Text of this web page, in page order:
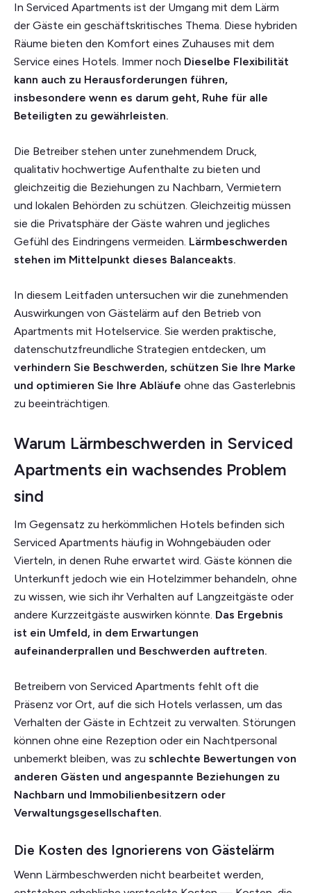
In Serviced Apartments ist der Umgang mit dem Lärm
der Gäste ein geschäftskritisches Thema. Diese hybriden
Räume bieten den Komfort eines Zuhauses mit dem
Service eines Hotels. Immer noch Dieselbe Flexibilität
kann auch zu Herausforderungen führen,
insbesondere wenn es darum geht, Ruhe für alle
Beteiligten zu gewährleisten.
Die Betreiber stehen unter zunehmendem Druck,
qualitativ hochwertige Aufenthalte zu bieten und
gleichzeitig die Beziehungen zu Nachbarn, Vermietern
und lokalen Behörden zu schützen. Gleichzeitig müssen
sie die Privatsphäre der Gäste wahren und jegliches
Gefühl des Eindringens vermeiden. Lärmbeschwerden
stehen im Mittelpunkt dieses Balanceakts.
In diesem Leitfaden untersuchen wir die zunehmenden
Auswirkungen von Gästelärm auf den Betrieb von
Apartments mit Hotelservice. Sie werden praktische,
datenschutzfreundliche Strategien entdecken, um
verhindern Sie Beschwerden, schützen Sie Ihre Marke
und optimieren Sie Ihre Abläufe ohne das Gasterlebnis
zu beeinträchtigen.
Warum Lärmbeschwerden in Serviced
Apartments ein wachsendes Problem
sind
Im Gegensatz zu herkömmlichen Hotels befinden sich
Serviced Apartments häufig in Wohngebäuden oder
Vierteln, in denen Ruhe erwartet wird. Gäste können die
Unterkunft jedoch wie ein Hotelzimmer behandeln, ohne
zu wissen, wie sich ihr Verhalten auf Langzeitgäste oder
andere Kurzzeitgäste auswirken könnte. Das Ergebnis
ist ein Umfeld, in dem Erwartungen
aufeinanderprallen und Beschwerden auftreten.
Betreibern von Serviced Apartments fehlt oft die
Präsenz vor Ort, auf die sich Hotels verlassen, um das
Verhalten der Gäste in Echtzeit zu verwalten. Störungen
können ohne eine Rezeption oder ein Nachtpersonal
unbemerkt bleiben, was zu schlechte Bewertungen von
anderen Gästen und angespannte Beziehungen zu
Nachbarn und Immobilienbesitzern oder
Verwaltungsgesellschaften.
Die Kosten des Ignorierens von Gästelärm
Wenn Lärmbeschwerden nicht bearbeitet werden,